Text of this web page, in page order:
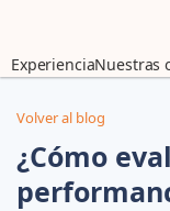
ExperienciaNuestras
Volver al blog
¿Cómo